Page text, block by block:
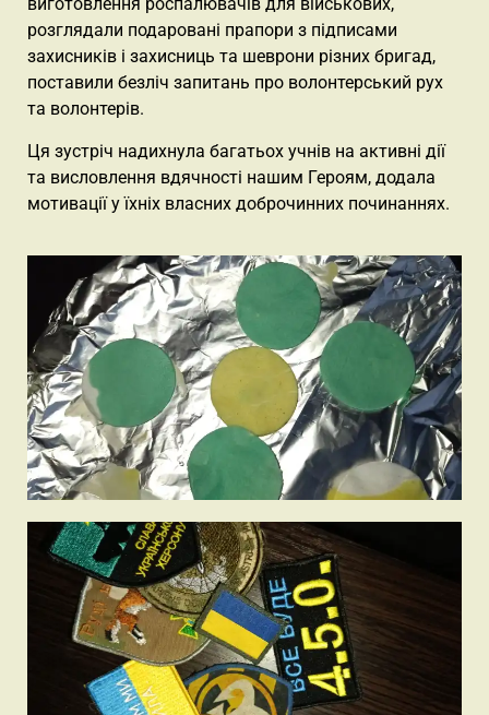
виготовлення роспалювачів для військових,
розглядали подаровані прапори з підписами
захисників і захисниць та шеврони різних бригад,
поставили безліч запитань про волонтерський рух
та волонтерів.
Ця зустріч надихнула багатьох учнів на активні дії
та висловлення вдячності нашим Героям, додала
мотивації у їхніх власних доброчинних починаннях.